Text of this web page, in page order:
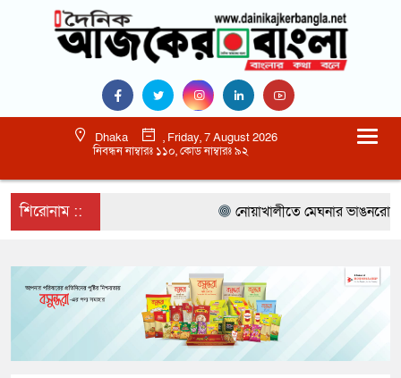
Dhaka
, Friday, 7 August 2026
নিবন্ধন নাম্বারঃ ১১০, কোড নাম্বারঃ ৯২
শিরোনাম :: নোয়াখালীতে মেঘনার ভাঙনরোধে